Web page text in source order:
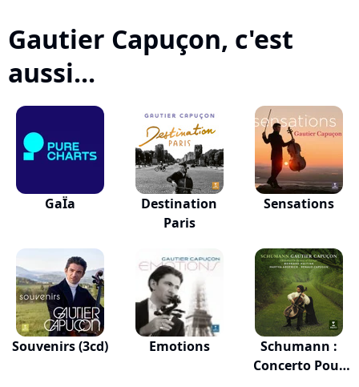
Gautier Capuçon, c'est
aussi...
GaÏa
Destination
Paris
Sensations
Souvenirs (3cd) Emotions
Schumann :
Concerto Pour